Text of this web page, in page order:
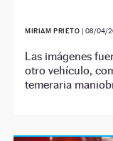
MIRIAM PRIETO | 08/04/
Las imágenes
otro vehículo,
temeraria